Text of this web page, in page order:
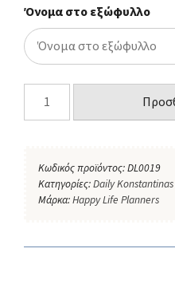
Όνομα στο εξώφυλλο
Κωδικός προϊόντος:DL0019
Κατηγορίες:Daily
Μάρκα:Happy Life Planners